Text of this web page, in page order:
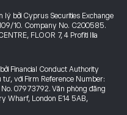
lý bởi Cyprus Securities Exchange
10. Company No. C200585.
FLOOR 7, 4 Profiti Ilia
Financial Conduct Authority
tư, với Firm Reference Number:
07973792. Văn phòng đăng
Wharf, London E14 5AB,